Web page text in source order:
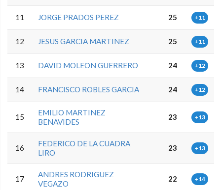
11 JORGE PRADOS PEREZ 25 +11
12 JESUS GARCIA MARTINEZ 25 +11
13 DAVID MOLEON GUERRERO 24 +12
14 FRANCISCO ROBLES GARCIA 24 +12
15
EMILIO MARTINEZ
BENAVIDES
23 +13
16
FEDERICO DE LA CUADRA
LIRO
23 +13
17
ANDRES RODRIGUEZ
VEGAZO
22 +14